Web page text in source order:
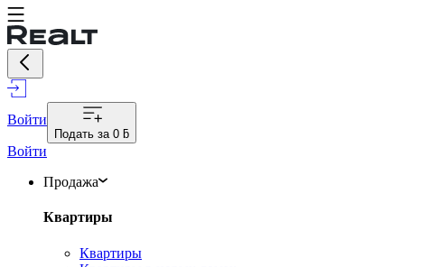
Войти
Подать за 0 ƃ
Войти
Продажа
Квартиры
Квартиры